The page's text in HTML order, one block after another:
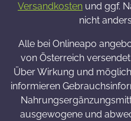
Versandkosten und ggf.
nicht
Alle bei Onlineapo
von Österreich
Über Wirkung und
informieren
ausgewogene und